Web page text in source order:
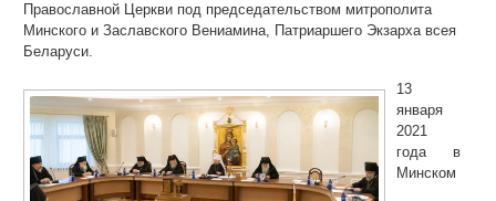
Православной Церкви под председательством митрополита
Минского и Заславского Вениамина, Патриаршего Экзарха всея
Беларуси.
13
января
2021
года в
Минском